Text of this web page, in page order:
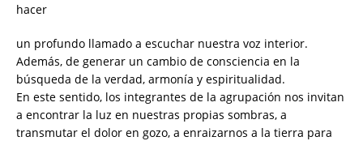
hacer
un profundo llamado a escuchar nuestra voz interior.
Además, de generar un cambio de consciencia en la
búsqueda de la verdad, armonía y espiritualidad.
En este sentido, los integrantes de la agrupación nos invitan
a encontrar la luz en nuestras propias sombras, a
transmutar el dolor en gozo, a enraizarnos a la tierra para